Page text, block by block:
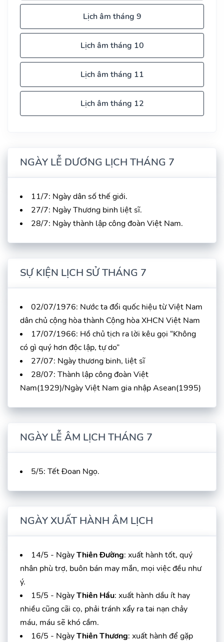
Lịch âm tháng 9
Lịch âm tháng 10
Lịch âm tháng 11
Lịch âm tháng 12
NGÀY LỄ DƯƠNG LỊCH THÁNG 7
11/7: Ngày dân số thế giới.
27/7: Ngày Thương binh liệt sĩ.
28/7: Ngày thành lập công đoàn Việt Nam.
SỰ KIỆN LỊCH SỬ THÁNG 7
02/07/1976: Nước ta đổi quốc hiệu từ Việt Nam
dân chủ cộng hòa thành Cộng hòa XHCN Việt Nam
17/07/1966: Hồ chủ tịch ra lời kêu gọi “Không
có gì quý hơn độc lập, tự do”
27/07: Ngày thương binh, liệt sĩ
28/07: Thành lập công đoàn Việt
Nam(1929)/Ngày Việt Nam gia nhập Asean(1995)
NGÀY LỄ ÂM LỊCH THÁNG 7
5/5: Tết Đoan Ngọ.
NGÀY XUẤT HÀNH ÂM LỊCH
14/5 - NgàyThiên Đường: xuất hành tốt, quý
nhân phù trợ, buôn bán may mắn, mọi việc đều như
ý.
15/5 - NgàyThiên Hầu: xuất hành dầu ít hay
nhiều cũng cãi cọ, phải tránh xẩy ra tai nạn chảy
máu, máu sẽ khó cầm.
16/5 - NgàyThiên Thương: xuất hành để gặp